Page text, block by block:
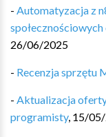
- Automatyzacja z
26/06/2025
- Recenzja sprzętu
- Aktualizacja
programisty, 15/